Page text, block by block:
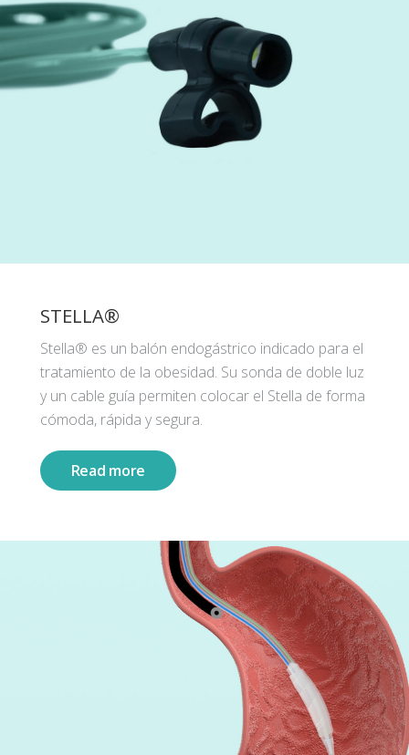
STELLA®
Stella® es un balón endogástrico indicado para el
tratamiento de la obesidad. Su sonda de doble luz
y un cable guía permiten colocar el Stella de forma
cómoda, rápida y segura.
Read more